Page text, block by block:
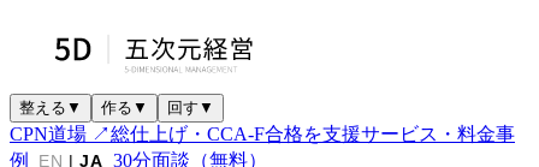
整える ▼ 作る ▼ 回す ▼
CPN道場 ↗総仕上げ・CCA-F合格を支援サービス・料金事
例
EN |JA 30分面談（無料）